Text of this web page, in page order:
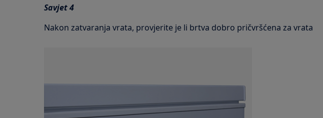
Savjet 4
Nakon zatvaranja vrata, provjerite je li brtva dobro pričvršćena za vrata